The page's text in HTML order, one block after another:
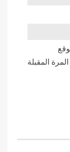
المقبلة